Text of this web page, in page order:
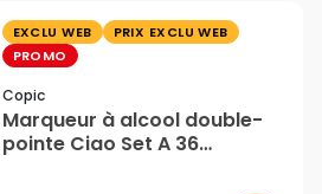
EXCLU WEB
PRIX EXCLU WEB
PROMO
Copic
Marqueur à alcool double-
pointe Ciao Set A 36